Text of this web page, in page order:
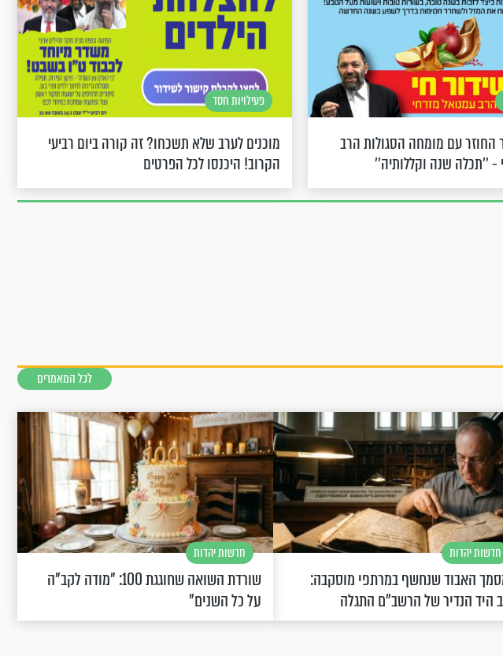
החוזר עם מומחה הסגולות הרב
- ''תכלה שנה וקללותיה''
פעילויות חסד
מוכנים לערב שלא תשכחו? זה קורה ביום רביעי
הקרוב! היכנסו לכל הפרטים
לכל המאמרים
חדשות יהדות
האבוד שנחשף במרתפי מוסקבה:
היד הנדיר של הרשב"ם התגלה
חדשות יהדות
שורדת השואה שחוגגת 100: "מודה לקב"ה
על כל השנים"